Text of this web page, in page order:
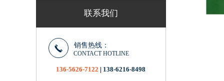
联系我们
销售热线：
CONTACT HOTLINE
136-5626-7122 | 138-6216-8498